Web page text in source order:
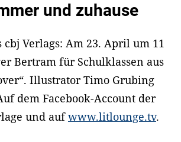
und zuhause
cbj Verlags: Am 23. April um 11
Bertram für Schulklassen aus
Illustrator Timo Grubing
dem Facebook-Account der
und aufwww.litlounge.tv.